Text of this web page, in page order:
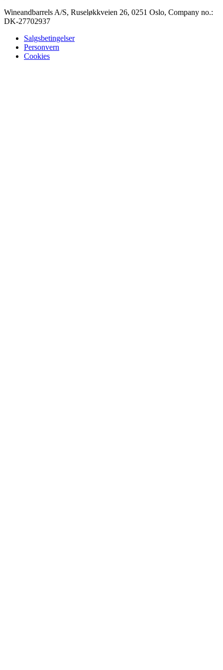
Wineandbarrels A/S, Ruseløkkveien 26, 0251 Oslo, Company no.:
DK-27702937
Salgsbetingelser
Personvern
Cookies